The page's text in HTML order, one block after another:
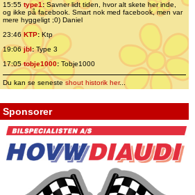
15:55 type1:Savner lidt tiden, hvor alt skete her inde,
og ikke på facebook. Smart nok med facebook, men var
mere hyggeligt ;0) Daniel
23:46 KTP:Ktp
19:06jbl:Type 3
17:05tobje1000: Tobje1000
Du kan se senesteshout historik her...
Sponsorer